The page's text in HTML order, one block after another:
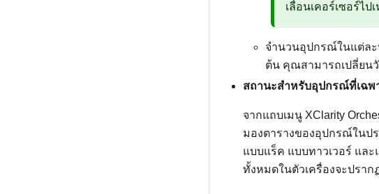
เลื่อนเคอร์เซอร์ไ
จำนวนอุปกรณ์ในแต่ละ
ต้น คุณสามารถเปลี่ยน
สถานะสำหรับอุปกรณ์ที่เฉพา
จากแถบเมนู XClarity
มองตารางของอุปกรณ์ในป
แบบแร็ค แบบทาวเวอร์ และ
ทั้งหมดในตัวเครื่องจะปรา